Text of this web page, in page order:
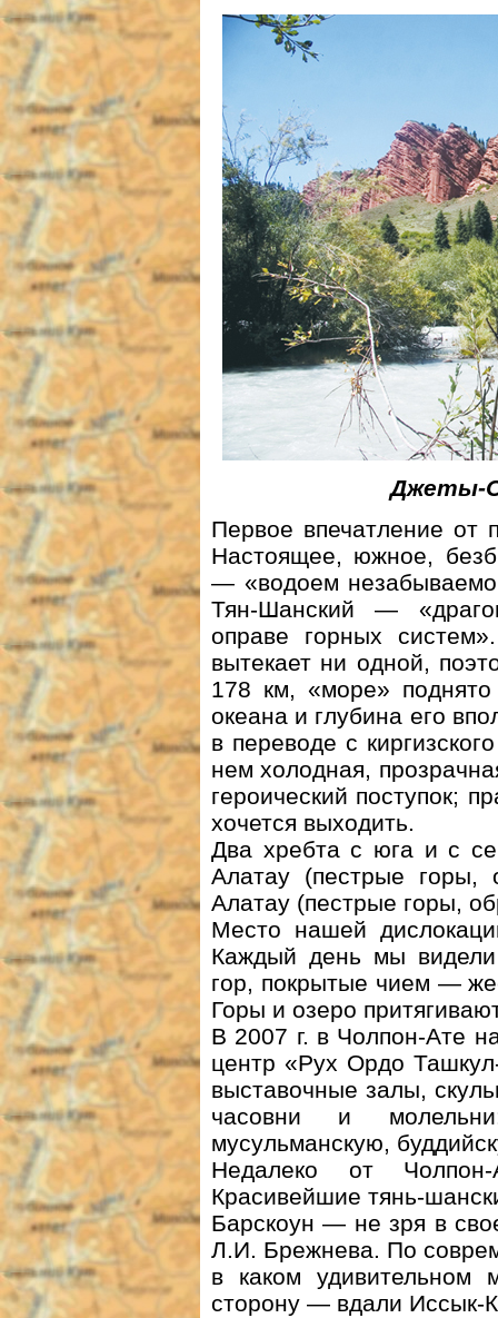
Джеты-
Первое впечатление
Настоящее, южное,
— «водоем
Тян-Шанский —
оправе горных
вытекает ни одной,
178 км, «море»
океана и глубина его
в переводе с
нем холодная,
героический поступок;
хочется выходить.
Два хребта с юга и с
Алатау (пестрые горы,
Алатау (пестрые горы,
Место нашей
Каждый день мы
гор, покрытые чием —
Горы и озеро
В 2007 г. в Чолпон-Ате
центр «Рух Ордо
выставочные залы,
часовни и
мусульманскую,
Недалеко от
Красивейшие тянь-
Барскоун — не зря в
Л.И. Брежнева. По
в каком
сторону — вдали Иссык-